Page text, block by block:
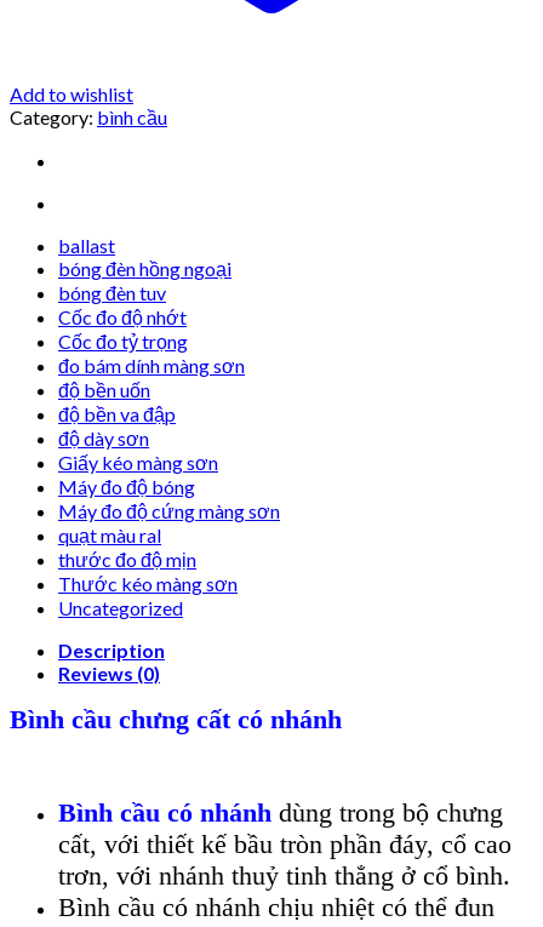
Add to wishlist
Category: bình cầu
ballast
bóng đèn hồng ngoại
bóng đèn tuv
Cốc đo độ nhớt
Cốc đo tỷ trọng
đo bám dính màng sơn
độ bền uốn
độ bền va đập
độ dày sơn
Giấy kéo màng sơn
Máy đo độ bóng
Máy đo độ cứng màng sơn
quạt màu ral
thước đo độ mịn
Thước kéo màng sơn
Uncategorized
Description
Reviews (0)
Bình cầu chưng cất có nhánh
Bình cầu có nhánh dùng trong bộ chưng
cất, với thiết kế bầu tròn phần đáy, cổ cao
trơn, với nhánh thuỷ tinh thẳng ở cổ bình.
Bình cầu có nhánh chịu nhiệt có thể đun